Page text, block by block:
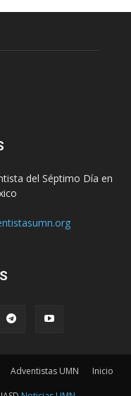
del Séptimo Día en
Adventistas UMN Inicio